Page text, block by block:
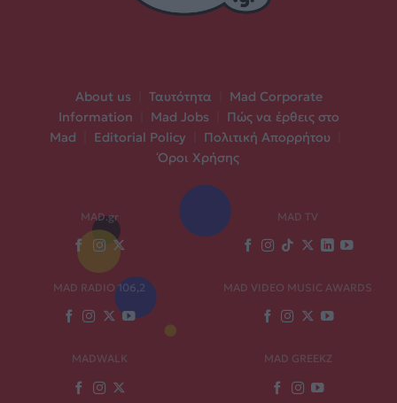
About us Ταυτότητα
Mad Corporate
Information
Mad Jobs
Πώς να έρθεις στο
Mad
Editorial Policy Πολιτική Απορρήτου
Όροι Χρήσης
MAD.gr MAD TV
MAD RADIO 106,2 MAD VIDEO MUSIC AWARDS
MADWALK MAD GREEKZ